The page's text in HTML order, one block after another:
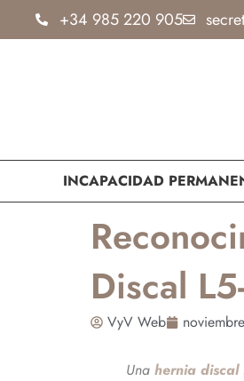
+34 985 220 905
INCAPACIDAD
Discal
VyV Web
Una hernia discal